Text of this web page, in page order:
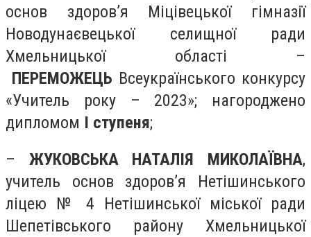
основ здоров’я Міцівецької гімназії
Новодунаєвецької селищної ради
Хмельницької області –
ПЕРЕМОЖЕЦЬ Всеукраїнського конкурсу
«Учитель року – 2023»; нагороджено
дипломом І ступеня;
– ЖУКОВСЬКА НАТАЛІЯ МИКОЛАЇВНА,
учитель основ здоров’я Нетішинського
ліцею № 4 Нетішинської міської ради
Шепетівського району Хмельницької